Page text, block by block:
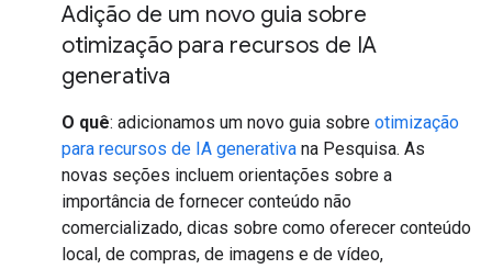
Adição de um novo guia sobre
otimização para recursos de IA
generativa
O quê: adicionamos um novo guia sobre otimização
para recursos de IA generativa na Pesquisa. As
novas seções incluem orientações sobre a
importância de fornecer conteúdo não
comercializado, dicas sobre como oferecer conteúdo
local, de compras, de imagens e de vídeo,